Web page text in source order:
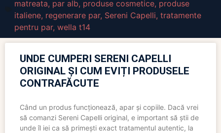
matreata, par alb, produse cosmetice, produse
italiene, regenerare par, Sereni Capelli, tratamente
pentru par, wella t14
UNDE CUMPERI SERENI CAPELLI
ORIGINAL ȘI CUM EVIȚI PRODUSELE
CONTRAFĂCUTE
Când un produs funcționează, apar și copiile. Dacă vrei
să comanzi Sereni Capelli original, e important să știi de
unde îl iei ca să primești exact tratamentul autentic, la